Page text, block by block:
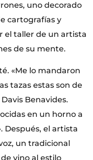
uno decorado
cartografías y
el taller de un artista
de su mente.
«Me lo mandaron
tazas estas son de
Benavides.
en un horno a
Después, el artista
un tradicional
vino al estilo